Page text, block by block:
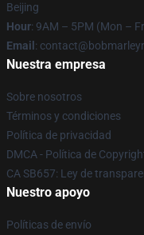
Beijing
Hour: 9AM – 5PM (Mon –
Email :
Nuestra empresa
Sobre nosotros
Términos y condiciones
Política de privacidad
DMCA - Política de
CA SB657: Ley de
Nuestro apoyo
Políticas de envío